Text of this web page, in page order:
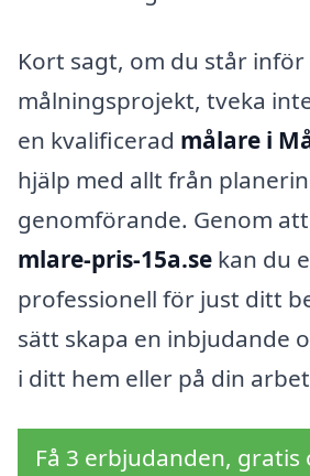
Kort sagt, om du står
målningsprojekt, tveka
en kvalificerad målare i
hjälp med allt från
genomförande. Genom
mlare-pris-15a.se kan du
professionell för just ditt
sätt skapa en inbjudande
i ditt hem eller på din
Få 3 erbjudanden, gratis